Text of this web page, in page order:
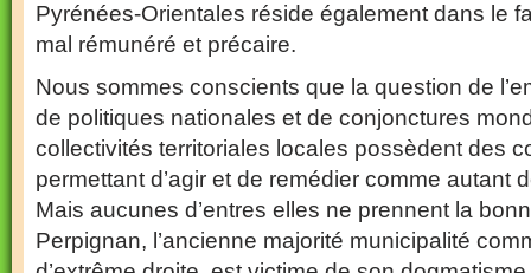
Pyrénées-Orientales réside également dans le
mal rémunéré et précaire.
Nous sommes conscients que la question de
de politiques nationales et de conjonctures
collectivités territoriales locales possèdent des
permettant d’agir et de remédier comme autant
Mais aucunes d’entres elles ne prennent la
Perpignan, l’ancienne majorité municipalité